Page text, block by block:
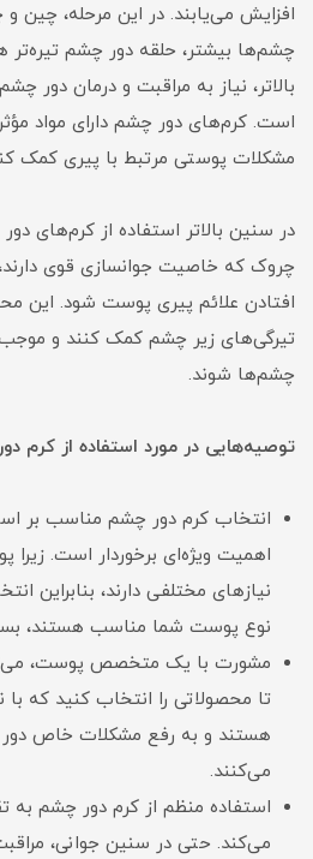
افزایش می‌یابند. در این مرحله، چین
چشم‌ها بیشتر، حلقه دور چشم تیره‌تر
بالاتر، نیاز به مراقبت و درمان دور
است. کرم‌های دور چشم دارای مواد
مشکلات پوستی مرتبط با پیری کمک
در سنین بالاتر استفاده از کرم‌های
چروک که خاصیت جوانسازی قوی
افتادن علائم پیری پوست شود. این
تیرگی‌های زیر چشم کمک کنند و
چشم‌ها شوند.
توصیه‌هایی در مورد استفاده از کرم
انتخاب کرم دور چشم مناسب بر
اهمیت ویژه‌ای برخوردار است.
نیازهای مختلفی دارند، بنابراین
نوع پوست شما مناسب هستند،
مشورت با یک متخصص پوست،
تا محصولاتی را انتخاب کنید که
هستند و به رفع مشکلات خاص
می‌کنند.
استفاده منظم از کرم دور چشم به
می‌کند. حتی در سنین جوانی،